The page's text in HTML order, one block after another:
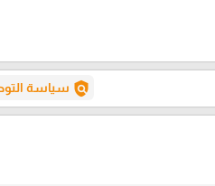
policy سياسة